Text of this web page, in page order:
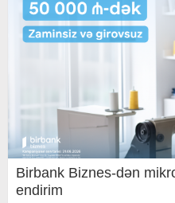
Birbank Biznes-dən
endirim